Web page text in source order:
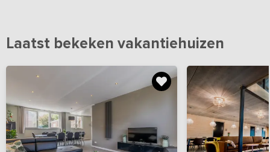
Laatst bekeken vakantiehuizen